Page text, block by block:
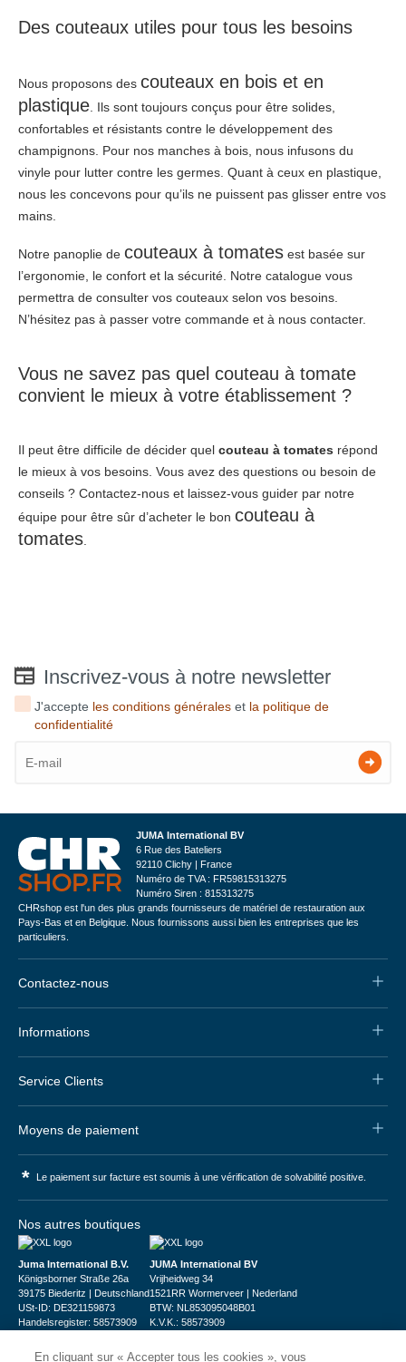
Des couteaux utiles pour tous les besoins
Nous proposons des couteaux en bois et en
plastique. Ils sont toujours conçus pour être solides,
confortables et résistants contre le développement des
champignons. Pour nos manches à bois, nous infusons du
vinyle pour lutter contre les germes. Quant à ceux en plastique,
nous les concevons pour qu’ils ne puissent pas glisser entre vos
mains.
Notre panoplie de couteaux à tomates est basée sur
l’ergonomie, le confort et la sécurité. Notre catalogue vous
permettra de consulter vos couteaux selon vos besoins.
N’hésitez pas à passer votre commande et à nous contacter.
Vous ne savez pas quel couteau à tomate
convient le mieux à votre établissement ?
Il peut être difficile de décider quel couteau à tomates répond
le mieux à vos besoins. Vous avez des questions ou besoin de
conseils ? Contactez-nous et laissez-vous guider par notre
équipe pour être sûr d’acheter le bon couteau à
tomates.
Inscrivez-vous à notre newsletter
J'accepte les conditions générales et la politique de
confidentialité
JUMA International BV
6 Rue des Bateliers
92110 Clichy | France
Numéro de TVA : FR59815313275
Numéro Siren : 815313275
CHRshop est l'un des plus grands fournisseurs de matériel de restauration aux
Pays-Bas et en Belgique. Nous fournissons aussi bien les entreprises que les
particuliers.
Contactez-nous
Informations
Service Clients
Moyens de paiement
* Le paiement sur facture est soumis à une vérification de solvabilité positive.
Nos autres boutiques
Juma International B.V.
Königsborner Straße 26a
39175 Biederitz | Deutschland
USt-ID: DE321159873
Handelsregister: 58573909
JUMA International BV
Vrijheidweg 34
1521RR Wormerveer | Nederland
BTW: NL853095048B01
K.V.K.: 58573909
En cliquant sur « Accepter tous les cookies », vous